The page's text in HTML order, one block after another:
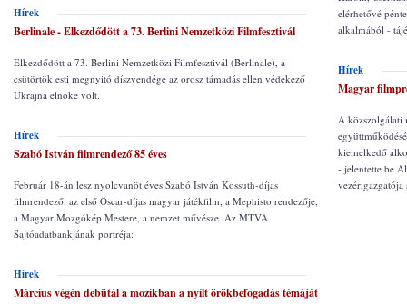
Hírek
Berlinale - Elkezdődött a 73. Berlini Nemzetközi Filmfesztivál
Elkezdődött a 73. Berlini Nemzetközi Filmfesztivál (Berlinale), a
csütörtök esti megnyitó díszvendége az orosz támadás ellen védekező
Ukrajna elnöke volt.
Hírek
Szabó István filmrendező 85 éves
Február 18-án lesz nyolcvanöt éves Szabó István Kossuth-díjas
filmrendező, az első Oscar-díjas magyar játékfilm, a Mephisto rendezője,
a Magyar Mozgókép Mestere, a nemzet művésze. Az MTVA
Sajtóadatbankjának portréja:
Hírek
Március végén debütál a mozikban a nyílt örökbefogadás témáját
elérhetővé
alkalmából -
Hírek
Magyar
A közszolgálati
kiemelkedő
- jelentette be
vezérigazgatója